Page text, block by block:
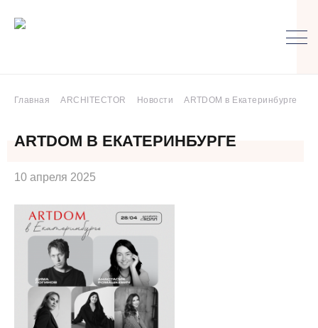
Главная ARCHITECTOR Новости ARTDOM в Екатеринбурге
ARTDOM В ЕКАТЕРИНБУРГЕ
10 апреля 2025